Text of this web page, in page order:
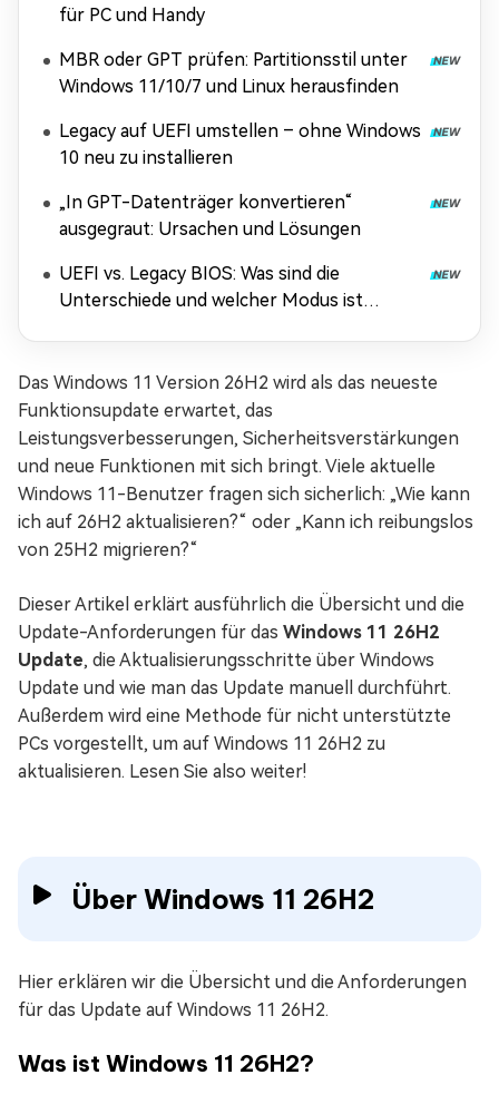
für PC und Handy
MBR oder GPT prüfen: Partitionsstil unter
Windows 11/10/7 und Linux herausfinden
Legacy auf UEFI umstellen – ohne Windows
10 neu zu installieren
„In GPT-Datenträger konvertieren“
ausgegraut: Ursachen und Lösungen
UEFI vs. Legacy BIOS: Was sind die
Unterschiede und welcher Modus ist
Das Windows 11 Version 26H2 wird als das neueste
Funktionsupdate erwartet, das
Leistungsverbesserungen, Sicherheitsverstärkungen
und neue Funktionen mit sich bringt. Viele aktuelle
Windows 11-Benutzer fragen sich sicherlich: „Wie kann
ich auf 26H2 aktualisieren?“ oder „Kann ich reibungslos
von 25H2 migrieren?“
Dieser Artikel erklärt ausführlich die Übersicht und die
Update-Anforderungen für das Windows 11 26H2
Update, die Aktualisierungsschritte über Windows
Update und wie man das Update manuell durchführt.
Außerdem wird eine Methode für nicht unterstützte
PCs vorgestellt, um auf Windows 11 26H2 zu
aktualisieren. Lesen Sie also weiter!
Über Windows 11 26H2
Hier erklären wir die Übersicht und die Anforderungen
für das Update auf Windows 11 26H2.
Was ist Windows 11 26H2?